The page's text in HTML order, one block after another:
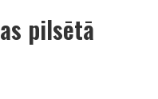
pilsētā